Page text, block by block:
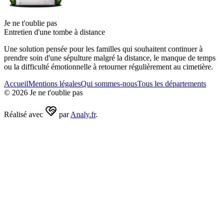
Je ne t'oublie pas
Entretien d'une tombe à distance
Une solution pensée pour les familles qui souhaitent continuer à
prendre soin d'une sépulture malgré la distance, le manque de temps
ou la difficulté émotionnelle à retourner régulièrement au cimetière.
AccueilMentions légalesQui sommes-nousTous les départements
© 2026 Je ne t'oublie pas
Réalisé avec par Analy.fr.